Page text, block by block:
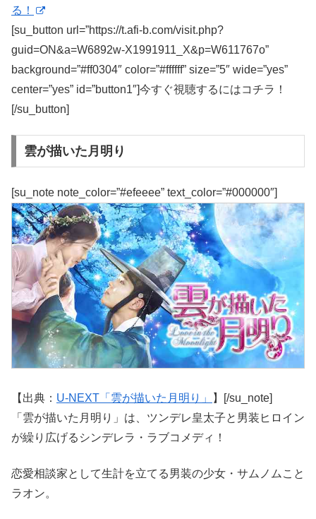
る！
[su_button url=”https://t.afi-b.com/visit.php?
guid=ON&a=W6892w-X1991911_X&p=W611767o”
background=”#ff0304″ color=”#ffffff” size=”5″ wide=”yes”
center=”yes” id=”button1″]今すぐ視聴するにはコチラ！
[/su_button]
雲が描いた月明り
[su_note note_color=”#efeeee” text_color=”#000000″]
【出典： U-NEXT「雲が描いた月明り」
】[/su_note]
「雲が描いた月明り」は、ツンデレ皇太子と男装ヒロイン
が繰り広げるシンデレラ・ラブコメディ！
恋愛相談家として生計を立てる男装の少女・サムノムこと
ラオン。